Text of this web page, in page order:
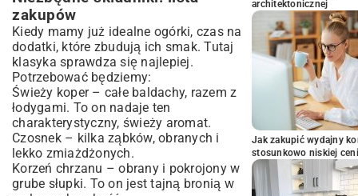
zakupów
Kiedy mamy już idealne ogórki, czas na
dodatki, które zbudują ich smak. Tutaj
klasyka sprawdza się najlepiej.
Potrzebować będziemy:
Świeży koper – całe baldachy, razem z
łodygami. To on nadaje ten
charakterystyczny, świeży aromat.
Czosnek – kilka ząbków, obranych i
lekko zmiażdżonych.
Korzeń chrzanu – obrany i pokrojony w
grube słupki. To on jest tajną bronią w
architektonicznej
Jak zakupić wydajny
stosunkowo niskiej